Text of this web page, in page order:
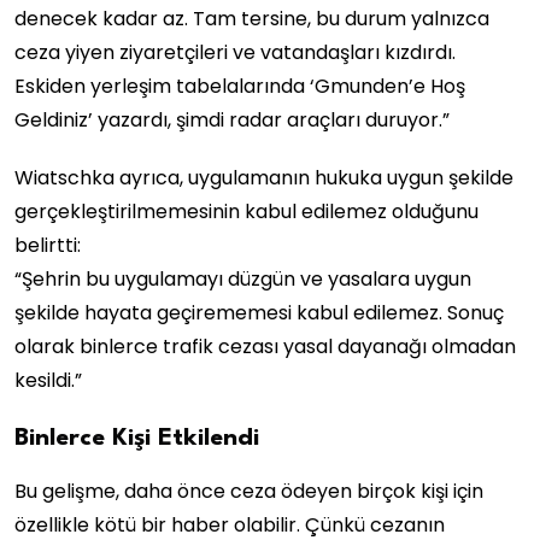
denecek kadar az. Tam tersine, bu durum yalnızca
ceza yiyen ziyaretçileri ve vatandaşları kızdırdı.
Eskiden yerleşim tabelalarında ‘Gmunden’e Hoş
Geldiniz’ yazardı, şimdi radar araçları duruyor.”
Wiatschka ayrıca, uygulamanın hukuka uygun şekilde
gerçekleştirilmemesinin kabul edilemez olduğunu
belirtti:
“Şehrin bu uygulamayı düzgün ve yasalara uygun
şekilde hayata geçirememesi kabul edilemez. Sonuç
olarak binlerce trafik cezası yasal dayanağı olmadan
kesildi.”
Binlerce Kişi Etkilendi
Bu gelişme, daha önce ceza ödeyen birçok kişi için
özellikle kötü bir haber olabilir. Çünkü cezanın